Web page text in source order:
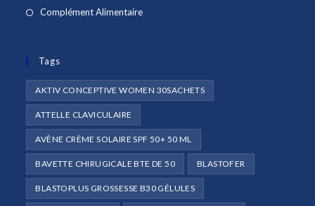
dans
Complément AlimentaireS’ouvre
onglet
Tags
AKTIV CONCEPTIVE WOMEN 30SACHETS
ATTELLE CLAVICULAIRE
AVÈNE CRÈME SOLAIRE SPF 50+ 50 ML
BAVETTE CHIRUGICALE BTE DE 50 BLASTOFER
BLASTOPLUS GROSSESSE B30 GÉLULES